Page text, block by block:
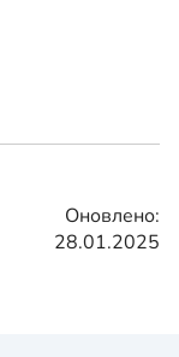
Оновлено:
28.01.2025